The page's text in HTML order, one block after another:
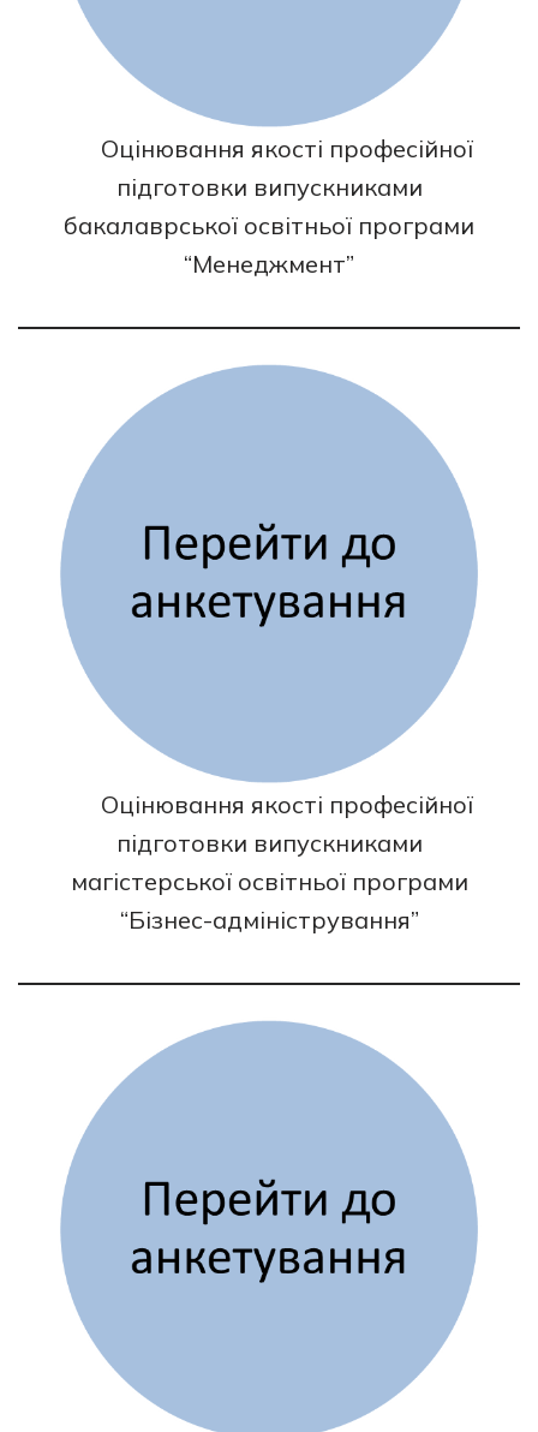
Оцінювання якості професійної
підготовки випускниками
бакалаврської освітньої програми
“Менеджмент”
Оцінювання якості професійної
підготовки випускниками
магістерської освітньої програми
“Бізнес-адміністрування”